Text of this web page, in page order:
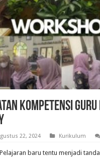
Kompetensi
22, 2024 Kurikulum
baru tentu menjadi